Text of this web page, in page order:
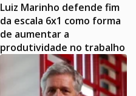
Luiz Marinho defende fim
da escala 6x1 como forma
de aumentar a
produtividade no trabalho